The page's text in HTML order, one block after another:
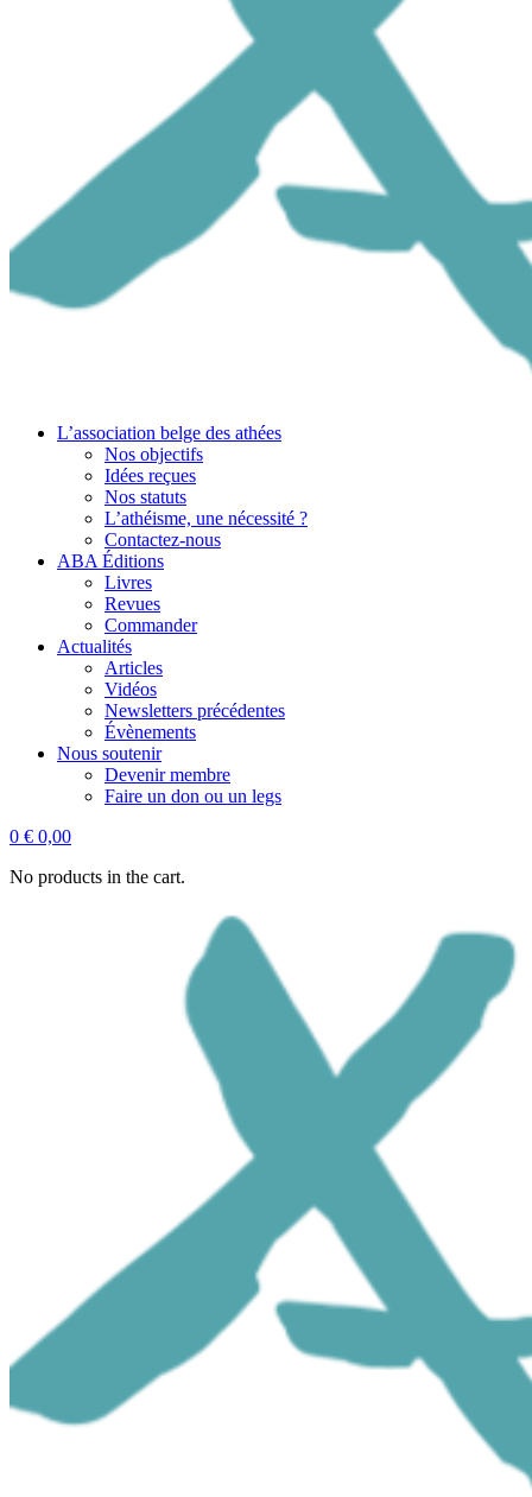
L’association belge des athées
Nos objectifs
Idées reçues
Nos statuts
L’athéisme, une nécessité ?
Contactez-nous
ABA Éditions
Livres
Revues
Commander
Actualités
Articles
Vidéos
Newsletters précédentes
Évènements
Nous soutenir
Devenir membre
Faire un don ou un legs
0 € 0,00
No products in the cart.